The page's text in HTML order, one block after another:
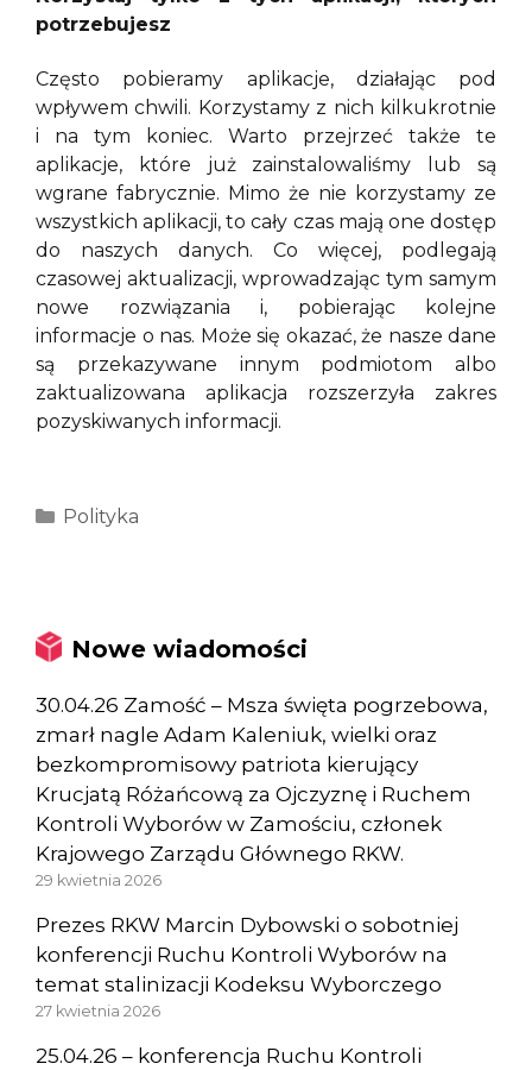
potrzebujesz
Często pobieramy aplikacje, działając pod
wpływem chwili. Korzystamy z nich kilkukrotnie
i na tym koniec. Warto przejrzeć także te
aplikacje, które już zainstalowaliśmy lub są
wgrane fabrycznie. Mimo że nie korzystamy ze
wszystkich aplikacji, to cały czas mają one dostęp
do naszych danych. Co więcej, podlegają
czasowej aktualizacji, wprowadzając tym samym
nowe rozwiązania i, pobierając kolejne
informacje o nas. Może się okazać, że nasze dane
są przekazywane innym podmiotom albo
zaktualizowana aplikacja rozszerzyła zakres
pozyskiwanych informacji.
Kategorie
Polityka
Nowe wiadomości
30.04.26 Zamość – Msza święta pogrzebowa,
zmarł nagle Adam Kaleniuk, wielki oraz
bezkompromisowy patriota kierujący
Krucjatą Różańcową za Ojczyznę i Ruchem
Kontroli Wyborów w Zamościu, członek
Krajowego Zarządu Głównego RKW.
29 kwietnia 2026
Prezes RKW Marcin Dybowski o sobotniej
konferencji Ruchu Kontroli Wyborów na
temat stalinizacji Kodeksu Wyborczego
27 kwietnia 2026
25.04.26 – konferencja Ruchu Kontroli